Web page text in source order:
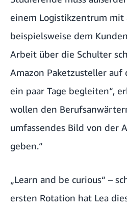
einem Logistikzentrum mit
beispielsweise dem
Arbeit über die Schulter
Amazon Paketzusteller auf
ein paar Tage begleiten“,
wollen den
umfassendes Bild von der
geben.“
„Learn and be curious“ –
ersten Rotation hat Lea